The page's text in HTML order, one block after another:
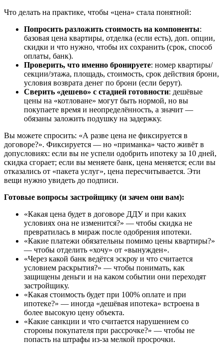
Что делать на практике, чтобы «цена» стала понятной:
Попросить разложить стоимость на компоненты:
базовая цена квартиры, отделка (если есть), доп. опции,
скидки и что нужно, чтобы их сохранить (срок, способ
оплаты, банк).
Проверить, что именно бронируете: номер квартиры/
секции/этажа, площадь, стоимость, срок действия брони,
условия возврата денег по брони (если берут).
Сверить «дешево» с стадией готовности: дешёвые
цены на «котловане» могут быть нормой, но вы
покупаете время и неопределённость, а значит —
обязаны заложить подушку на задержку.
Вы можете спросить: «А разве цена не фиксируется в
договоре?». Фиксируется — но «приманка» часто живёт в
допусловиях: если вы не успели одобрить ипотеку за 10 дней,
скидка сгорает; если вы меняете банк, цена меняется; если вы
отказались от «пакета услуг», цена пересчитывается. Эти
вещи нужно увидеть до подписи.
Готовые вопросы застройщику (и зачем они вам):
«Какая цена будет в договоре ДДУ и при каких
условиях она не изменится?» — чтобы скидка не
превратилась в мираж после одобрения ипотеки.
«Какие платежи обязательны помимо цены квартиры?»
— чтобы отделить «хочу» от «вынужден».
«Через какой банк ведётся эскроу и что считается
условием раскрытия?» — чтобы понимать, как
защищены деньги и на каком событии они переходят
застройщику.
«Какая стоимость будет при 100% оплате и при
ипотеке?» — иногда «дешёвая ипотека» встроена в
более высокую цену объекта.
«Какие санкции и что считается нарушением со
стороны покупателя при рассрочке?» — чтобы не
попасть на штрафы из-за мелкой просрочки.